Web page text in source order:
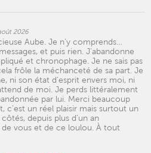
2026
Aube. Je n’y comprends…
et puis rien. J’abandonne
et chronophage. Je ne sais pas
frôle la méchanceté de sa part. Je
ni son état d’esprit envers moi, ni
de moi. Je perds littéralement
par lui. Merci beaucoup
un réel plaisir mais surtout un
depuis plus d’un an
vous et de ce loulou. À tout